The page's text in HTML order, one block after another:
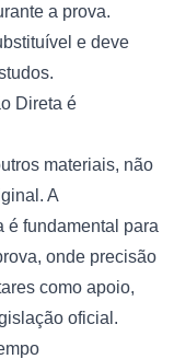
a prova.
e deve
Direta é
materiais, não
A
é fundamental para
onde precisão
como apoio,
oficial.